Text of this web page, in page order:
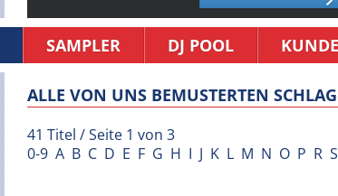
SAMPLER DJ POOL
ALLE VON UNS BEMUSTERTEN
41 Titel / Seite 1 von 3
0-9 A B C D E F G H I J K L M N O P R S